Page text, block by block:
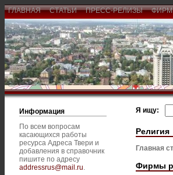
ГЛАВНАЯ СТАТЬИ ПРЕСС-РЕЛИЗЫ
Информация
По всем вопросам
касающихся работы
ресурса Адреса Твери и
добавления в справочник
пишите по адресу
addressrus@mail.ru.
Я ищу:
Религия
Главная
Фирмы